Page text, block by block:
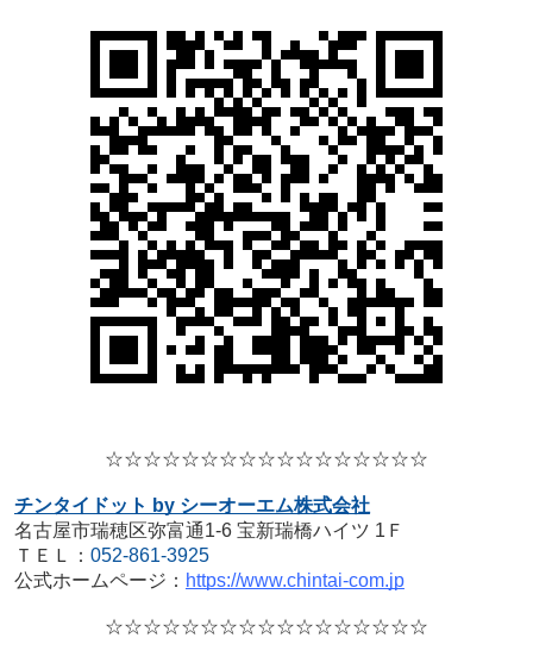
☆☆☆☆☆☆☆☆☆☆☆☆☆☆☆☆☆
チンタイドット by シーオーエム株式会社
名古屋市瑞穂区弥富通1-6 宝新瑞橋ハイツ 1Ｆ
ＴＥＬ： 052-861-3925
公式ホームページ： https://www.chintai-com.jp
☆☆☆☆☆☆☆☆☆☆☆☆☆☆☆☆☆